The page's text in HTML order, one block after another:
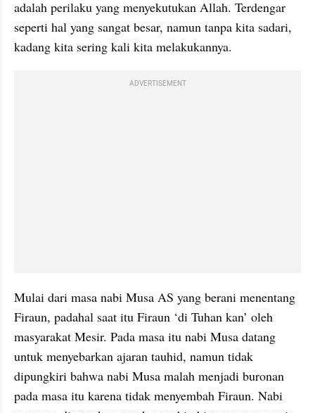
adalah perilaku yang menyekutukan Allah. Terdengar
seperti hal yang sangat besar, namun tanpa kita sadari,
kadang kita sering kali kita melakukannya.
ADVERTISEMENT
Mulai dari masa nabi Musa AS yang berani menentang
Firaun, padahal saat itu Firaun ‘di Tuhan kan’ oleh
masyarakat Mesir. Pada masa itu nabi Musa datang
untuk menyebarkan ajaran tauhid, namun tidak
dipungkiri bahwa nabi Musa malah menjadi buronan
pada masa itu karena tidak menyembah Firaun. Nabi